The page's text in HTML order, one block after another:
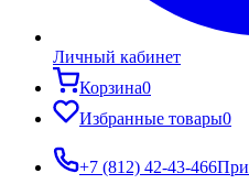
Личный кабинет
Корзина0
Избранные товары0
+7 (812) 42-43-466